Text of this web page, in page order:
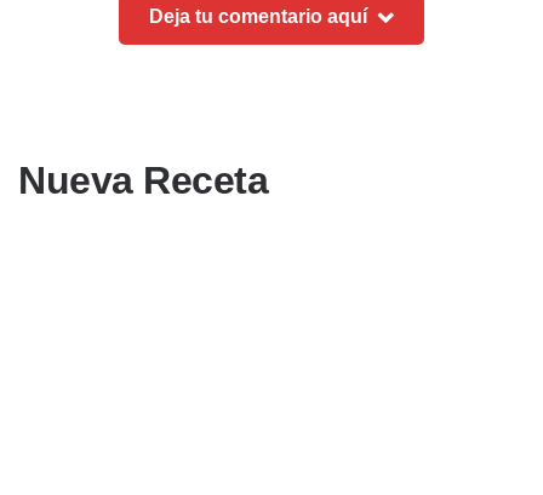
Deja tu comentario aquí
Nueva Receta